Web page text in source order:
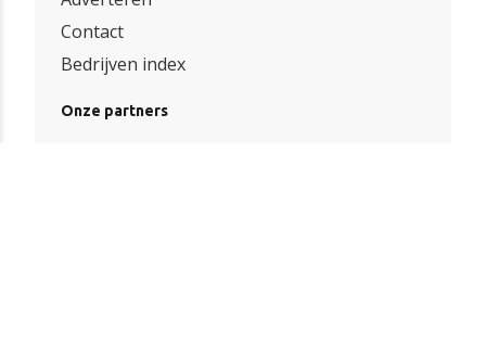
Contact
Bedrijven index
Onze partners